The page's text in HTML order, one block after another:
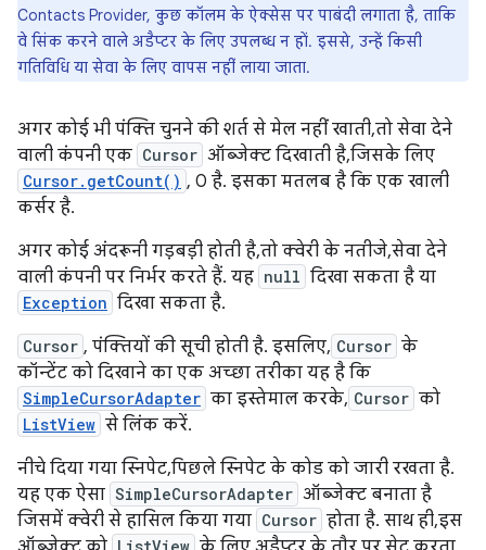
Contacts Provider, कुछ कॉलम के ऐक्सेस पर पाबंदी लगाता है, ताकि
वे सिंक करने वाले अडैप्टर के लिए उपलब्ध न हों. इससे, उन्हें किसी
गतिविधि या सेवा के लिए वापस नहीं लाया जाता.
अगर कोई भी पंक्ति चुनने की शर्त से मेल नहीं खाती, तो सेवा देने
वाली कंपनी एक Cursor ऑब्जेक्ट दिखाती है, जिसके लिए
Cursor.getCount() , 0 है. इसका मतलब है कि एक खाली
कर्सर है.
अगर कोई अंदरूनी गड़बड़ी होती है, तो क्वेरी के नतीजे, सेवा देने
वाली कंपनी पर निर्भर करते हैं. यह null दिखा सकता है या
Exception दिखा सकता है.
Cursor , पंक्तियों की सूची होती है. इसलिए, Cursor के
कॉन्टेंट को दिखाने का एक अच्छा तरीका यह है कि
SimpleCursorAdapter का इस्तेमाल करके, Cursor को
ListView से लिंक करें.
नीचे दिया गया स्निपेट, पिछले स्निपेट के कोड को जारी रखता है.
यह एक ऐसा SimpleCursorAdapter ऑब्जेक्ट बनाता है
जिसमें क्वेरी से हासिल किया गया Cursor होता है. साथ ही, इस
ListView